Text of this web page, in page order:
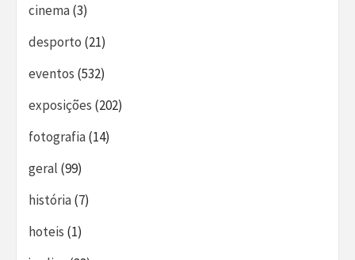
cinema(3)
desporto (21)
eventos (532)
exposições (202)
fotografia(14)
geral (99)
história(7)
hoteis (1)